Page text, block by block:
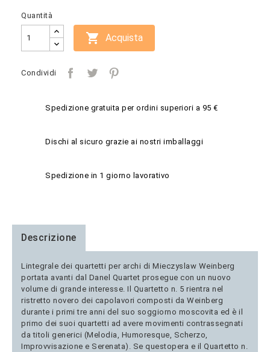
Quantità
 Acquista
Condividi
Spedizione gratuita per ordini superiori a 95 €
Dischi al sicuro grazie ai nostri imballaggi
Spedizione in 1 giorno lavorativo
Descrizione
Lintegrale dei quartetti per archi di Mieczyslaw Weinberg
portata avanti dal Danel Quartet prosegue con un nuovo
volume di grande interesse. Il Quartetto n. 5 rientra nel
ristretto novero dei capolavori composti da Weinberg
durante i primi tre anni del suo soggiorno moscovita ed è il
primo dei suoi quartetti ad avere movimenti contrassegnati
da titoli generici (Melodia, Humoresque, Scherzo,
Improvvisazione e Serenata). Se questopera e il Quartetto n.